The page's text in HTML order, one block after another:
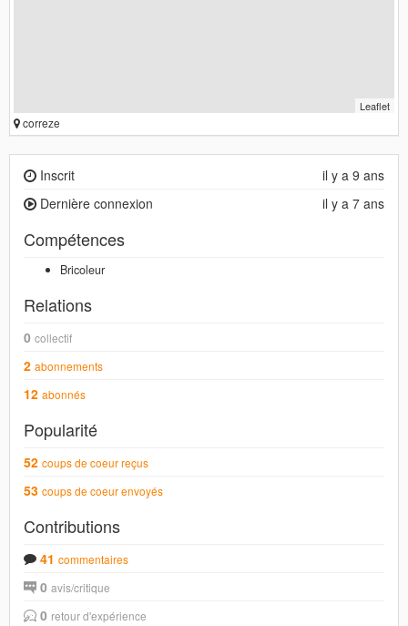
Leaflet
correze
il y a 9 ans
Inscrit
il y a 7 ans
Dernière connexion
Compétences
Bricoleur
Relations
0 collectif
2 abonnements
12 abonnés
Popularité
52 coups de coeur reçus
53 coups de coeur envoyés
Contributions
41 commentaires
0 avis/critique
0 retour d'expérience